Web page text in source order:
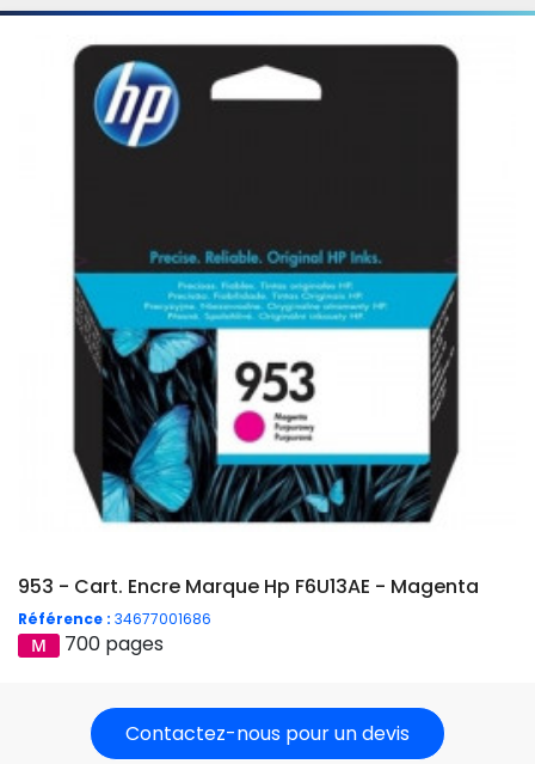
953 - Cart. Encre Marque Hp F6U13AE - Magenta
Référence : 34677001686
700 pages
Contactez-nous pour un devis